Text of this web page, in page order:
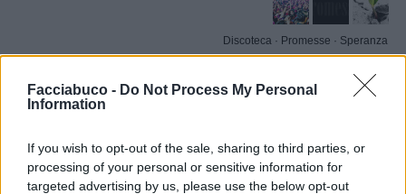
Facciabuco - Do Not Process My Personal
Information
If you wish to opt-out of the sale, sharing to third parties, or
processing of your personal or sensitive information for
targeted advertising by us, please use the below opt-out
Discoteca · Promesse · Speranza
Leggi i commenti precedenti...
potenziale?? 🤭🤭🤭🤣🤣
5 Gennaio alle ore 23:46